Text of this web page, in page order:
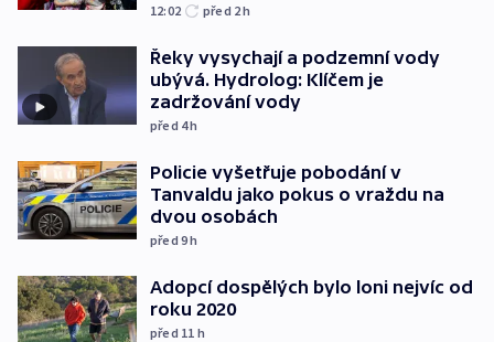
12:02 před 2h
Řeky vysychají a podzemní vody
ubývá. Hydrolog: Klíčem je
zadržování vody
před 4h
Policie vyšetřuje pobodání v
Tanvaldu jako pokus o vraždu na
dvou osobách
před 9h
Adopcí dospělých bylo loni nejvíc od
roku 2020
před 11 h